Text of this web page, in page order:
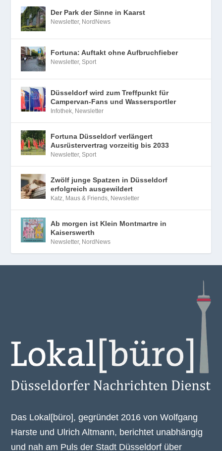
Der Park der Sinne in Kaarst
Newsletter, NordNews
Fortuna: Auftakt ohne Aufbruchfieber
Newsletter,Sport
Düsseldorf wird zum Treffpunkt für
Campervan-Fans und Wassersportler
Infothek Newsletter
Fortuna Düsseldorf verlängert
Ausrüstervertrag vorzeitig bis 2033
Newsletter,Sport
Zwölf junge Spatzen in Düsseldorf
erfolgreich ausgewildert
Katz, Maus & Friends Newsletter
Ab morgen ist Klein Montmartre in
Kaiserswerth
Newsletter, NordNews
Das Lokal[büro], gegründet 2016 von Wolfgang
Harste und Ulrich Altmann, berichtet unabhängig
und nah am Puls der Stadt Düsseldorf über